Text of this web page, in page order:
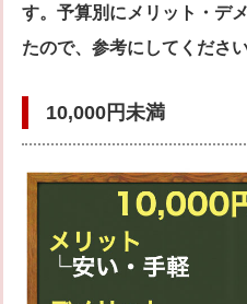
す。予算別にメリット・デ
たので、参考にしてください
10,000円未満